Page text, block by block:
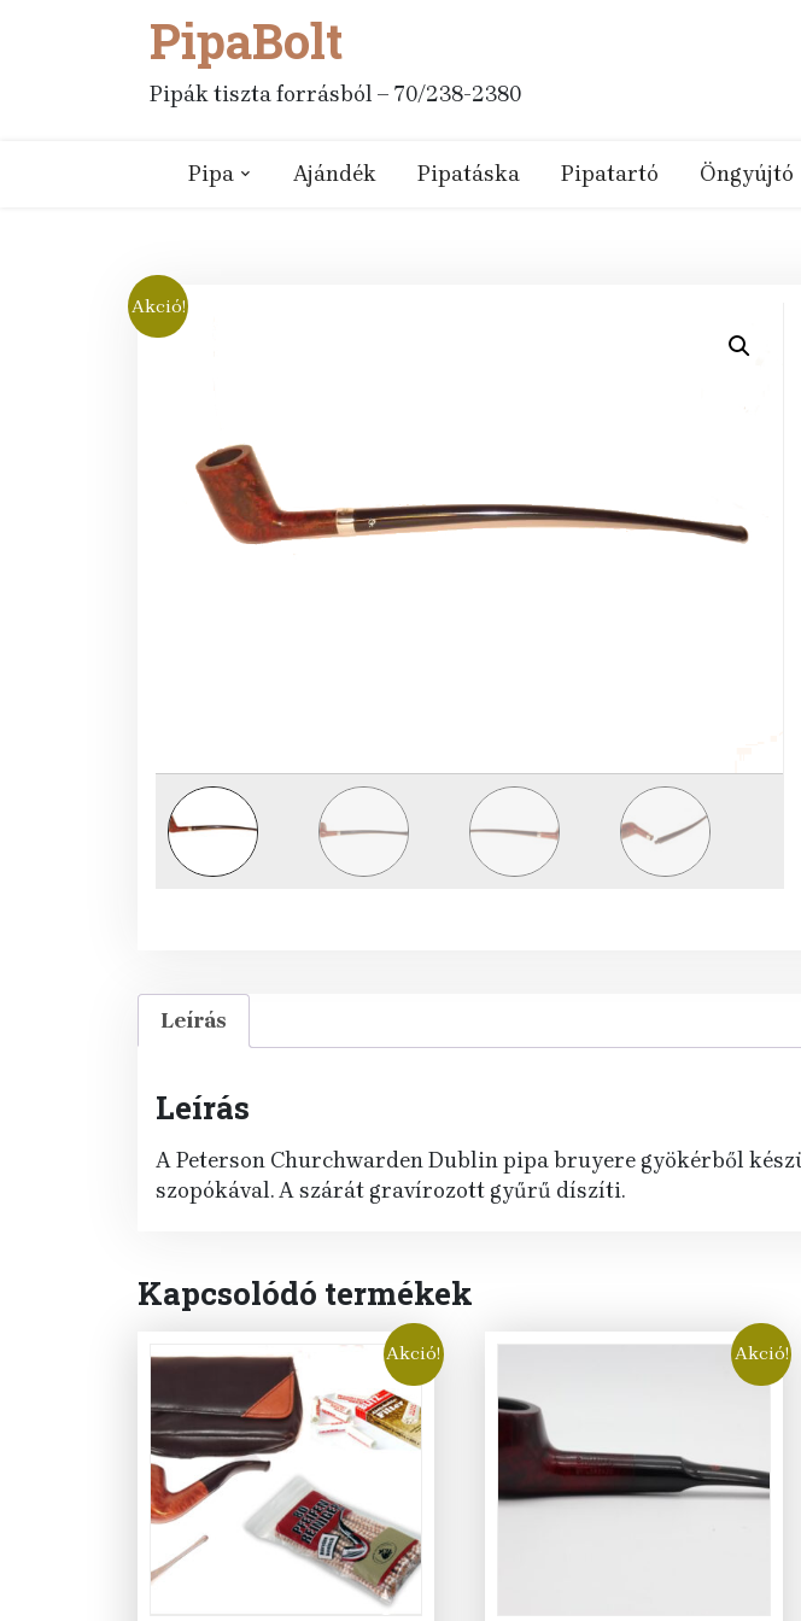
PipaBolt
Pipák tiszta forrásból – 70/238-2380
Pipa Ajándék Pipatáska Pipatartó Öngyújtó
Akció!
Leírás
Leírás
A Peterson Churchwarden Dublin pipa bruyere gyökérből
szopókával. A szárát gravírozott gyűrű díszíti.
Kapcsolódó termékek
Akció! Akció!